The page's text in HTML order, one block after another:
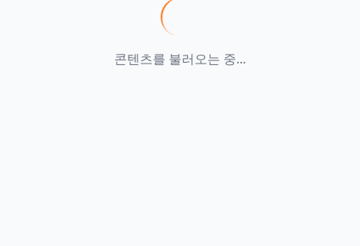
콘텐츠를 불러오는 중...